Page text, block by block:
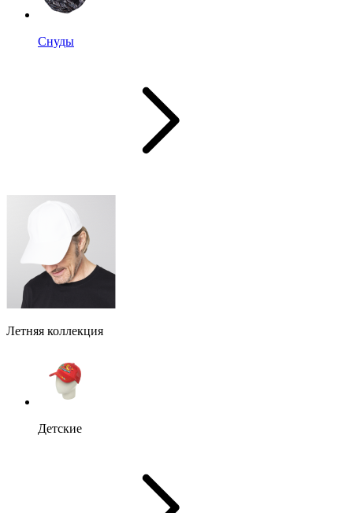
Снуды
Летняя коллекция
Детские